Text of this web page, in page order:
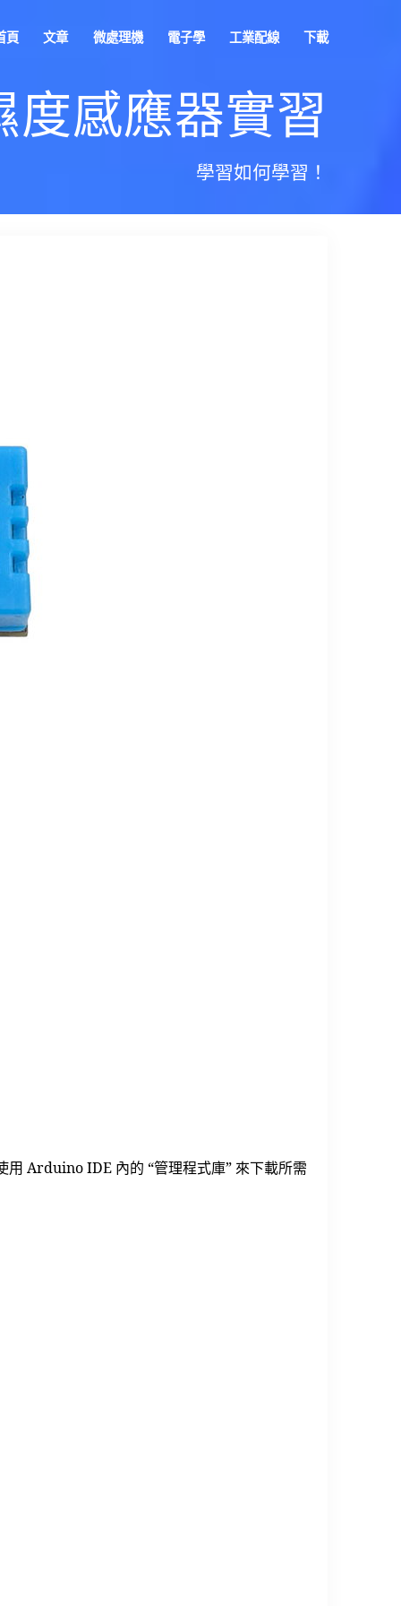
頁 文章 微處理機 電子學 工業配線 下載
感應器實習
學習如何學習！
Arduino IDE 內的 “管理程式庫” 來下載所需